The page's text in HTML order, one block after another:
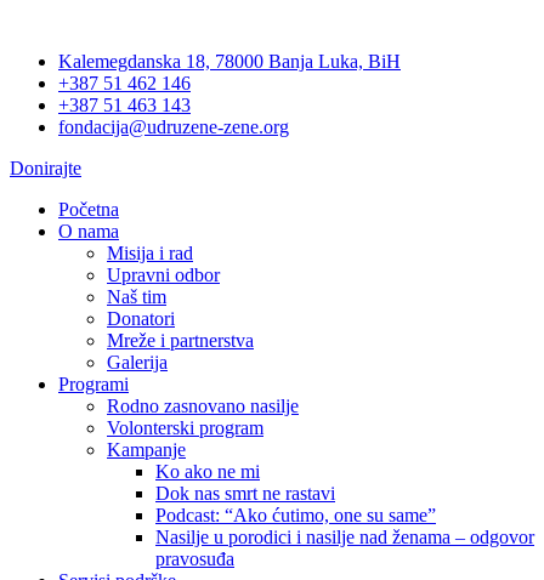
contentKalemegdanska 18, 78000 Banja Luka, BiH
+387 51 462 146
+387 51 463 143
fondacija@udruzene-zene.org
Donirajte
Početna
O nama
Misija i rad
Upravni odbor
Naš tim
Donatori
Mreže i partnerstva
Galerija
Programi
Rodno zasnovano nasilje
Volonterski program
Kampanje
Ko ako ne mi
Dok nas smrt ne rastavi
Podcast: “Ako ćutimo, one su same”
Nasilje u porodici i nasilje nad ženama – odgovor
pravosuđa